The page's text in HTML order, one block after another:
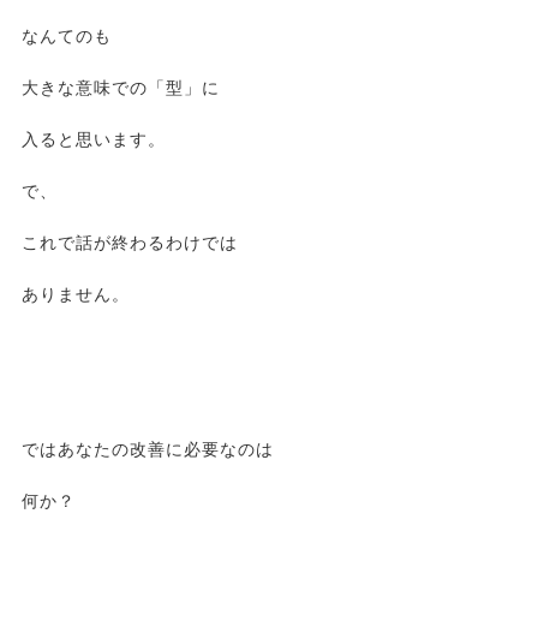
なんてのも
大きな意味での「型」に
入ると思います。
で、
これで話が終わるわけでは
ありません。
ではあなたの改善に必要なのは
何か？